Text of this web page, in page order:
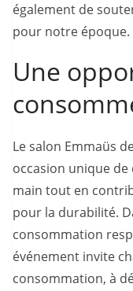
également de
pour notre époque.
Une
Le salon Emmaüs
occasion unique
main tout en
pour la durabilité.
consommation
événement invite
consommation, à